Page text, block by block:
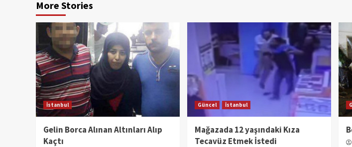
More Stories
İstanbul
Gelin Borca Alınan Altınları Alıp
Kaçtı
Güncel İstanbul
Mağazada 12 yaşındaki Kıza
Tecavüz Etmek İstedi